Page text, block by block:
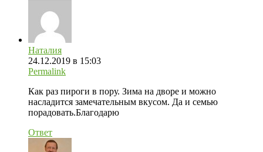
Наталия
24.12.2019 в 15:03
Permalink
Как раз пироги в пору. Зима на дворе и можно
насладится замечательным вкусом. Да и семью
порадовать.Благодарю
Ответ